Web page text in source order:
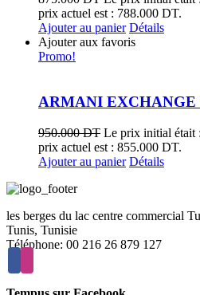
prix actuel est : 788.000 DT.
Ajouter au panier Détails
Ajouter aux favoris
Promo!
ARMANI EXCHANGE
950.000DT Le prix initial était
prix actuel est : 855.000 DT.
Ajouter au panier Détails
les berges du lac centre commercial
Tunis, Tunisie
Téléphone: 00 216 26 879 127